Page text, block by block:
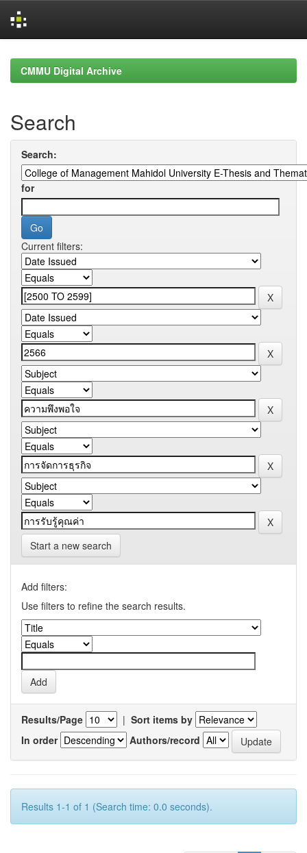
navigationCMMU Digital Archive
Search
Search:
for
Current filters:
Start a new search
Add filters:
Use filters to refine the search results.
Results/Page | Sort items by
In order
Authors/record
Results 1-1 of 1 (Search time: 0.0 seconds).